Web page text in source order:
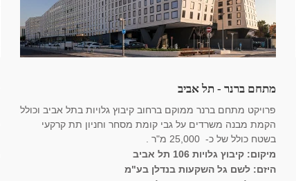
מתחם ברנר - תל אביב
פרויקט מתחם ברנר ממוקם ברחוב קיבוץ גלויות בתל אביב וכולל
הקמת מבנה משרדים על גבי קומת מסחר וחניון תת קרקעי
בשטח כולל של כ- 25,000 מ"ר .
מיקום: קיבוץ גלויות 106 תל אביב
היזם: לשם גל השקעות בנדלן בע"מ